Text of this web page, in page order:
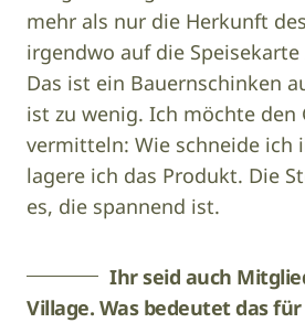
mehr als nur die Herkunft
irgendwo auf die Speisekarte
Das ist ein Bauernschinken
ist zu wenig. Ich möchte den
vermitteln: Wie schneide ich
lagere ich das Produkt. Die
es, die spannend ist.
Ihr seid auch
Village. Was bedeutet das für